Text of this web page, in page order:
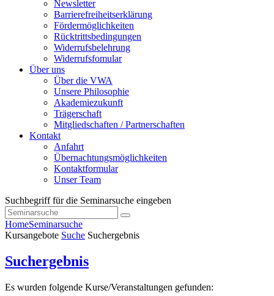
Newsletter
Barrierefreiheitserklärung
Fördermöglichkeiten
Rücktrittsbedingungen
Widerrufsbelehrung
Widerrufsfomular
Über uns
Über die VWA
Unsere Philosophie
Akademiezukunft
Trägerschaft
Mitgliedschaften / Partnerschaften
Kontakt
Anfahrt
Übernachtungsmöglichkeiten
Kontaktformular
Unser Team
Suchbegriff für die Seminarsuche eingeben
HomeSeminarsuche
Kursangebote Suche Suchergebnis
Suchergebnis
Es wurden folgende Kurse/Veranstaltungen gefunden: